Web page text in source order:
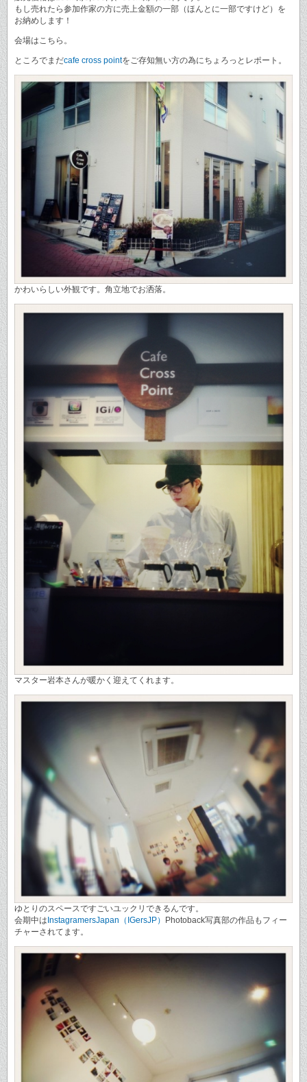
もし売れたら参加作家の方に売上金額の一部（ほんとに一部ですけど）を
お納めします！
会場はこちら。
ところでまだcafe cross pointをご存知無い方の為にちょろっとレポート。
かわいらしい外観です。角立地でお洒落。
マスター岩本さんが暖かく迎えてくれます。
ゆとりのスペースですごいユックリできるんです。
会期中は InstagramersJapan（IGersJP）
Photoback写真部の作品もフィー
チャーされてます。